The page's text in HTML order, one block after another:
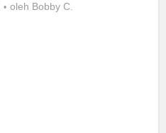
oleh Bobby C.